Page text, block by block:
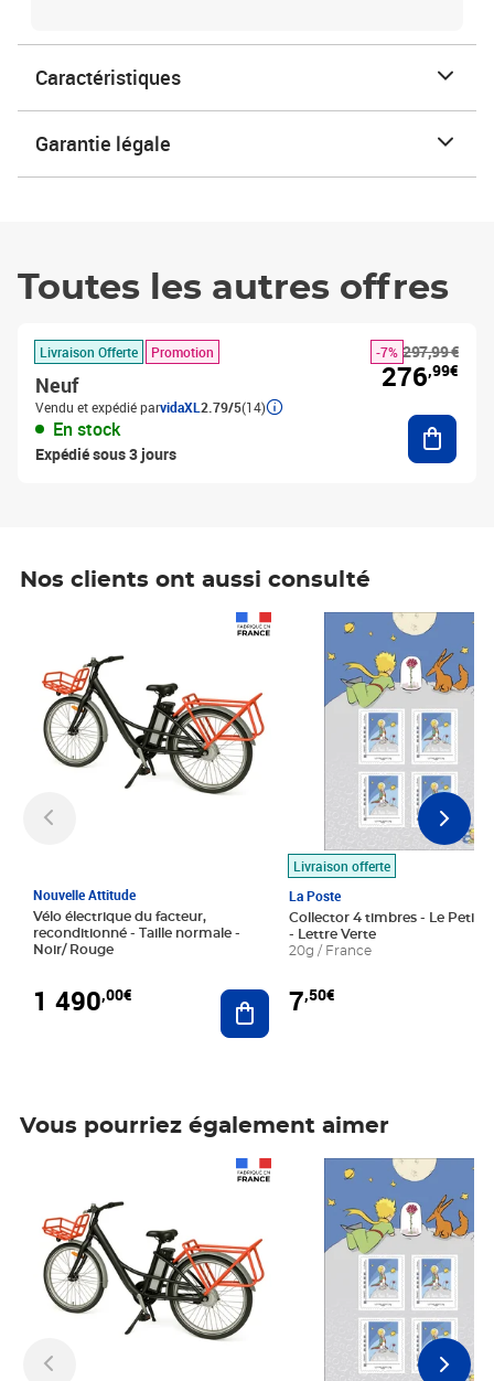
Caractéristiques
Garantie légale
Toutes les autres offres
Livraison Offerte Promotion
Neuf
Vendu et expédié parvidaXL 2.79/5(14)
En stock
Expédié sous 3 jours
297,99 €
-7%
276,99€
Nos clients ont aussi consulté
Nouvelle Attitude
Vélo électrique du facteur,
reconditionné - Taille normale -
Noir/ Rouge
1 490,00€ Ajouter au panier
Livraison offerte
La Poste
Collector 4 timbres - Le Petit
- Lettre Verte
20g / France
7,50€
Prix 7,50€
Vous pourriez également aimer
Prix 7,50€